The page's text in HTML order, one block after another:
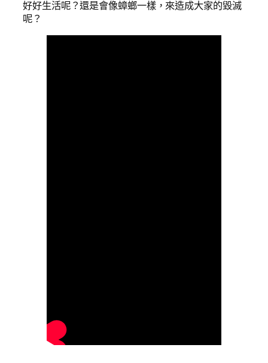
好好生活呢？還是會像蟑螂一樣，來造成大家的毀滅
呢？